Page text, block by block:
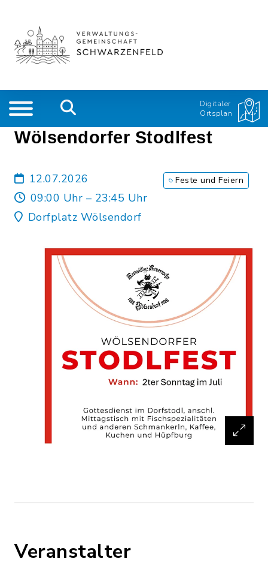
Digitaler
Ortsplan
Wölsendorfer Stodlfest
12.07.2026
09:00 Uhr – 23:45 Uhr
Dorfplatz Wölsendorf
Feste und Feiern
Veranstalter